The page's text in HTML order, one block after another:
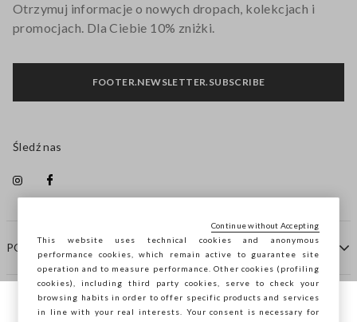
POMOC
FIRMA
Otrzymuj informacje o nowych dropach, kolekcjach i
promocjach. Dla Ciebie 10% zniżki.
FOOTER.NEWSLETTER.SUBSCRIBE
Śledź nas
Przeglądasz STEFANEL Italia, chcesz
This website uses technical cookies and anonymous
performance cookies, which remain active to guarantee site
operation and to measure performance. Other cookies (profiling
cookies), including third party cookies, serve to check your
browsing habits in order to offer specific products and services
in line with your real interests. Your consent is necessary for
Continue without Accepting